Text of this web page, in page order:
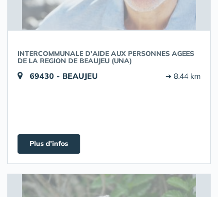
INTERCOMMUNALE D'AIDE AUX PERSONNES AGEES
DE LA REGION DE BEAUJEU (UNA)
69430 - BEAUJEU ➔ 8.44 km
Plus d'infos